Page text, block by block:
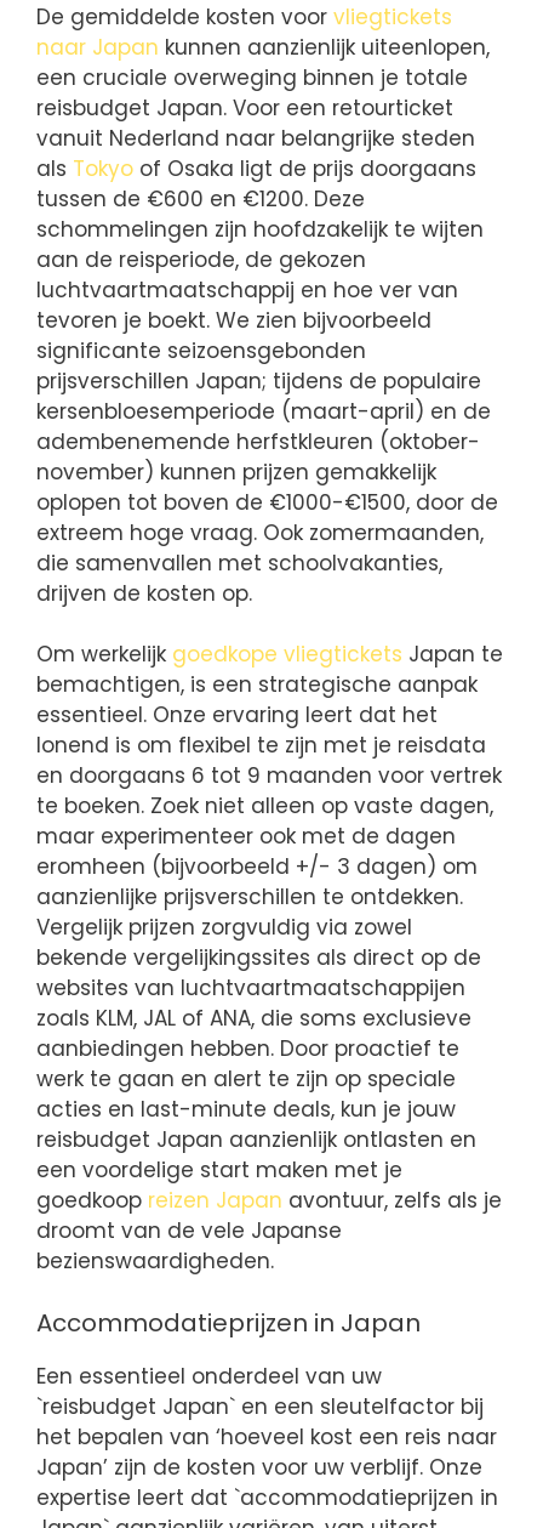
De gemiddelde kosten voor vliegtickets
naar Japan kunnen aanzienlijk uiteenlopen,
een cruciale overweging binnen je totale
reisbudget Japan. Voor een retourticket
vanuit Nederland naar belangrijke steden
als Tokyo of Osaka ligt de prijs doorgaans
tussen de €600 en €1200. Deze
schommelingen zijn hoofdzakelijk te wijten
aan de reisperiode, de gekozen
luchtvaartmaatschappij en hoe ver van
tevoren je boekt. We zien bijvoorbeeld
significante seizoensgebonden
prijsverschillen Japan; tijdens de populaire
kersenbloesemperiode (maart-april) en de
adembenemende herfstkleuren (oktober-
november) kunnen prijzen gemakkelijk
oplopen tot boven de €1000-€1500, door de
extreem hoge vraag. Ook zomermaanden,
die samenvallen met schoolvakanties,
drijven de kosten op.
Om werkelijk goedkope vliegtickets Japan te
bemachtigen, is een strategische aanpak
essentieel. Onze ervaring leert dat het
lonend is om flexibel te zijn met je reisdata
en doorgaans 6 tot 9 maanden voor vertrek
te boeken. Zoek niet alleen op vaste dagen,
maar experimenteer ook met de dagen
eromheen (bijvoorbeeld +/- 3 dagen) om
aanzienlijke prijsverschillen te ontdekken.
Vergelijk prijzen zorgvuldig via zowel
bekende vergelijkingssites als direct op de
websites van luchtvaartmaatschappijen
zoals KLM, JAL of ANA, die soms exclusieve
aanbiedingen hebben. Door proactief te
werk te gaan en alert te zijn op speciale
acties en last-minute deals, kun je jouw
reisbudget Japan aanzienlijk ontlasten en
een voordelige start maken met je
goedkoop reizen Japan avontuur, zelfs als je
droomt van de vele Japanse
bezienswaardigheden.
Accommodatieprijzen in Japan
Een essentieel onderdeel van uw
`reisbudget Japan` en een sleutelfactor bij
het bepalen van ‘hoeveel kost een reis naar
Japan’ zijn de kosten voor uw verblijf. Onze
expertise leert dat `accommodatieprijzen in